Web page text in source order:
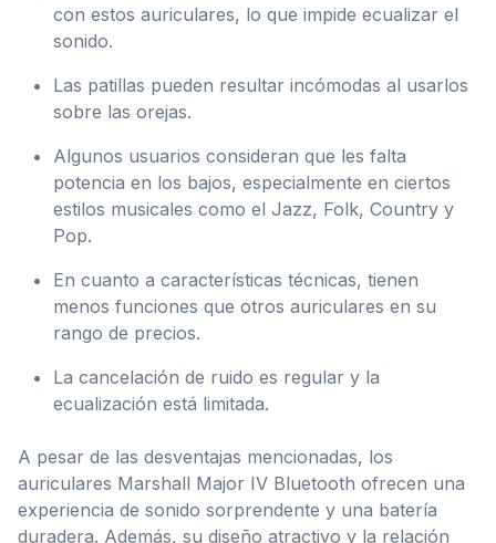
con estos auriculares, lo que impide ecualizar el
sonido.
Las patillas pueden resultar incómodas al usarlos
sobre las orejas.
Algunos usuarios consideran que les falta
potencia en los bajos, especialmente en ciertos
estilos musicales como el Jazz, Folk, Country y
Pop.
En cuanto a características técnicas, tienen
menos funciones que otros auriculares en su
rango de precios.
La cancelación de ruido es regular y la
ecualización está limitada.
A pesar de las desventajas mencionadas, los
auriculares Marshall Major IV Bluetooth ofrecen una
experiencia de sonido sorprendente y una batería
duradera. Además, su diseño atractivo y la relación